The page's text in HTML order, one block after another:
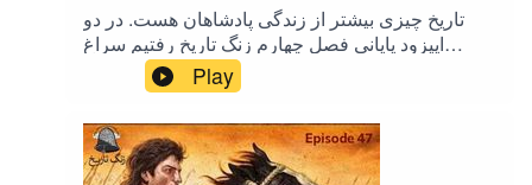
تاریخ چیزی بیشتر از زندگی پادشاهان هست. در دو
اپیزود پایانی فصل چهارم زنگ تاریخ رفتیم سراغ
زندگی مردم در این دوره.تهیه, تدوین و اجرا: میلاد
نصرتیکاور: مونا یوسفی (پادکست بیوگرافی)یوتیوب
زنگ تاریخاینستاگرام زنگ تاریخحمایت مالی از زنگ
تاریختلگرام زنگ تاریخ
Play